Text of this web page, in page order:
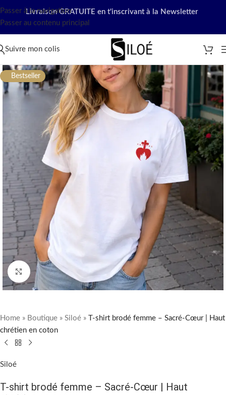
Passer à la navigation
Passer au contenu principal
Livraison GRATUITE en t'inscrivant à la Newsletter
Suivre mon colis
Bestseller
Cliquez pour agrandir
Home » Boutique » Siloé » T-shirt brodé femme – Sacré-Cœur | Haut
chrétien en coton
Siloé
T-shirt brodé femme – Sacré-Cœur | Haut